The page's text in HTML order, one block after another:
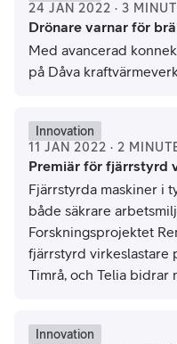
24 JAN 2022 · 3
Drönare varnar för
Med avancerad
på Dåva
Innovation
11 JAN 2022 · 2
Premiär för fjärrstyrd
Fjärrstyrda maskiner i
både säkrare
Forskningsprojektet
fjärrstyrd virkeslastare
Timrå, och Telia
Innovation